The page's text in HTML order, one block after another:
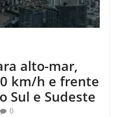
alto-mar,
km/h e frente
Sul e Sudeste
0